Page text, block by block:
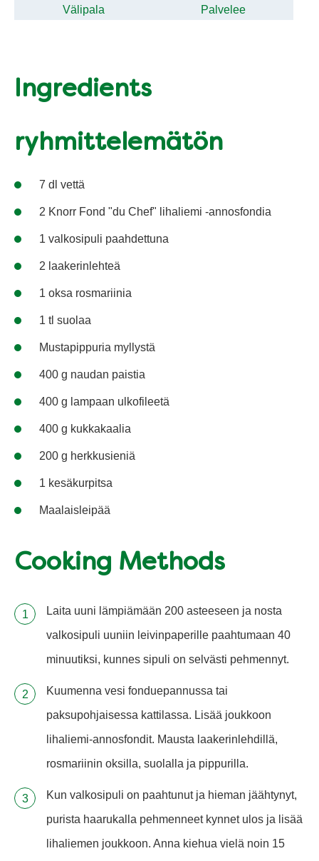
Välipala
Palvelee
Ingredients
ryhmittelemätön
7 dl vettä
2 Knorr Fond "du Chef" lihaliemi -annosfondia
1 valkosipuli paahdettuna
2 laakerinlehteä
1 oksa rosmariinia
1 tl suolaa
Mustapippuria myllystä
400 g naudan paistia
400 g lampaan ulkofileetä
400 g kukkakaalia
200 g herkkusieniä
1 kesäkurpitsa
Maalaisleipää
Cooking Methods
Laita uuni lämpiämään 200 asteeseen ja nosta
valkosipuli uuniin leivinpaperille paahtumaan 40
minuutiksi, kunnes sipuli on selvästi pehmennyt.
Kuumenna vesi fonduepannussa tai
paksupohjaisessa kattilassa. Lisää joukkoon
lihaliemi-annosfondit. Mausta laakerinlehdillä,
rosmariinin oksilla, suolalla ja pippurilla.
Kun valkosipuli on paahtunut ja hieman jäähtynyt,
purista haarukalla pehmenneet kynnet ulos ja lisää
lihaliemen joukkoon. Anna kiehua vielä noin 15